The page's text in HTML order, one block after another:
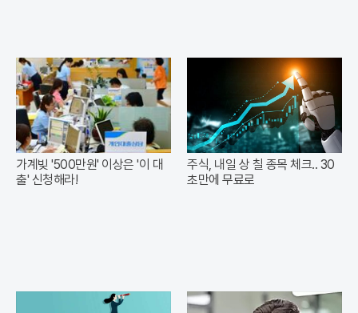
가계빚 '500만원' 이상은 '이 대
출' 신청해라!
주식, 내일 상 칠 종목 체크.. 30
초만에 무료로